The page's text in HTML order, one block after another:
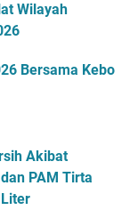
Wilayah
Bersama Kebo
Akibat
PAM Tirta